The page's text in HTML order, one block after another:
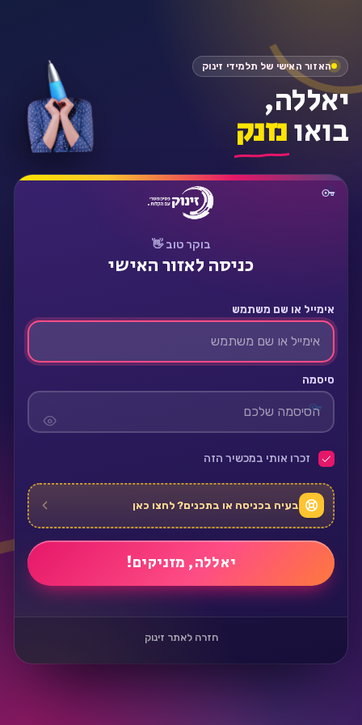
בוקר טוב 👋
כניסה לאזור האישי
אימייל או שם משתמש
סיסמה
זכרו אותי במכשיר הזה
בעיה בכניסה או בתכנים? לחצו כאן
חזרה לאתר זינוק
האזור האישי של תלמידי זינוק
יאללה,
בואונזנק